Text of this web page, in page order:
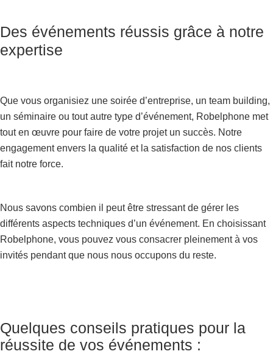
Des événements réussis grâce à notre
expertise
Que vous organisiez une soirée d’entreprise, un team building,
un séminaire ou tout autre type d’événement, Robelphone met
tout en œuvre pour faire de votre projet un succès. Notre
engagement envers la qualité et la satisfaction de nos clients
fait notre force.
Nous savons combien il peut être stressant de gérer les
différents aspects techniques d’un événement. En choisissant
Robelphone, vous pouvez vous consacrer pleinement à vos
invités pendant que nous nous occupons du reste.
Quelques conseils pratiques pour la
réussite de vos événements :